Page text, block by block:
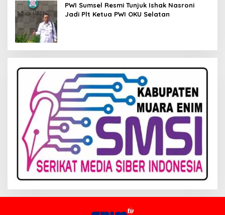
PWI Sumsel Resmi Tunjuk Ishak Nasroni
Jadi Plt Ketua PWI OKU Selatan